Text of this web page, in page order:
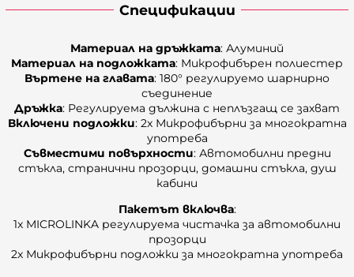
Спецификации
Материал на дръжката: Алуминий
Материал на подложката: Микрофибърен полиестер
Въртене на главата: 180° регулируемо шарнирно
съединение
Дръжка: Регулируема дължина с неплъзгащ се захват
Включени подложки: 2x Микрофибърни за многократна
употреба
Съвместими повърхности: Автомобилни предни
стъкла, странични прозорци, домашни стъкла, душ
кабини
Пакетът включва:
1x MICROLINKA регулируема чистачка за автомобилни
прозорци
2x Микрофибърни подложки за многократна употреба